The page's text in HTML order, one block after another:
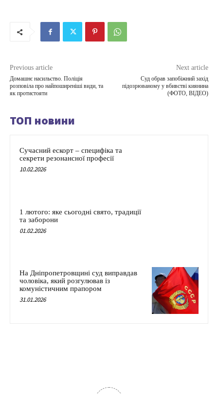
Previous article
Домашнє насильство. Поліція
розповіла про найпоширеніші види, та
як протистояти
Next article
Суд обрав запобіжний захід
підозрюваному у вбивстві киянина
(ФОТО, ВІДЕО)
ТОП новини
Сучасний ескорт – специфіка та
секрети резонансної професії
10.02.2026
1 лютого: яке сьогодні свято, традиції
та заборони
01.02.2026
На Дніпропетровщині суд виправдав
чоловіка, який розгулював із
комуністичним прапором
31.01.2026